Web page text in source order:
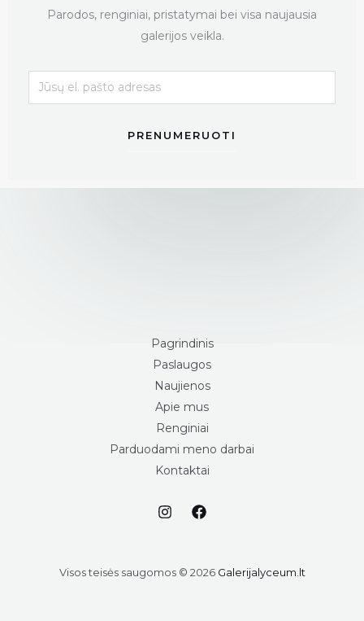
Parodos, renginiai, pristatymai bei visa naujausia
galerijos veikla.
PRENUMERUOTI
Pagrindinis
Paslaugos
Naujienos
Apie mus
Renginiai
Parduodami meno darbai
Kontaktai
Visos teisės saugomos © 2026 Galerijalyceum.lt